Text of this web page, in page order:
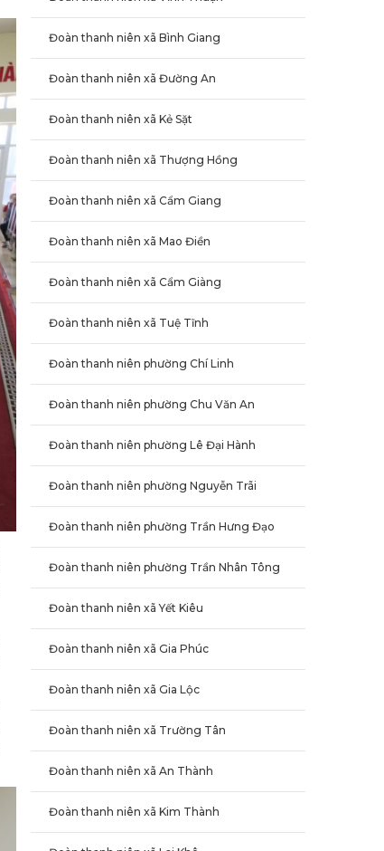
Đoàn thanh niên xã Bình Giang
Đoàn thanh niên xã Đường An
Đoàn thanh niên xã Kẻ Sặt
Đoàn thanh niên xã Thượng Hồng
Đoàn thanh niên xã Cẩm Giang
Đoàn thanh niên xã Mao Điền
Đoàn thanh niên xã Cẩm Giàng
Đoàn thanh niên xã Tuệ Tĩnh
Đoàn thanh niên phường Chí Linh
Đoàn thanh niên phường Chu Văn An
Đoàn thanh niên phường Lê Đại Hành
Đoàn thanh niên phường Nguyễn Trãi
Đoàn thanh niên phường Trần Hưng Đạo
Đoàn thanh niên phường Trần Nhân Tông
Đoàn thanh niên xã Yết Kiêu
Đoàn thanh niên xã Gia Phúc
Đoàn thanh niên xã Gia Lộc
Đoàn thanh niên xã Trường Tân
Đoàn thanh niên xã An Thành
Đoàn thanh niên xã Kim Thành